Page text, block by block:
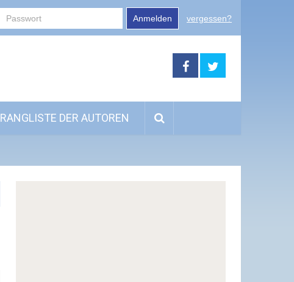
Anmelden vergessen?
RANGLISTE DER AUTOREN